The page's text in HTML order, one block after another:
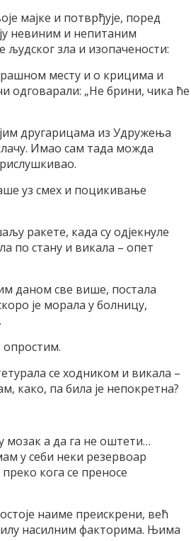
мајке и потврђује, поред
невиним и непитаним
зла и изопачености:
месту и о крицима и
одговарали: „Не брини, чика ће
другарицама из Удружења
Имао сам тада можда
уз смех и поцикивање
ракете, када су одјекнуле
по стану и викала – опет
даном све више, постала
је морала у болницу,
опростим.
се ходником и викала –
како, па била је непокретна?
мозак а да га не оштети…
у себи неки резервоар
кога се преносе
наиме преискрени, већ
насилним факторима. Њима